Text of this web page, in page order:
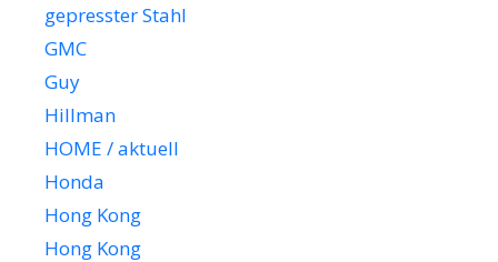
gepresster Stahl
GMC
Guy
Hillman
HOME / aktuell
Honda
Hong Kong
Hong Kong